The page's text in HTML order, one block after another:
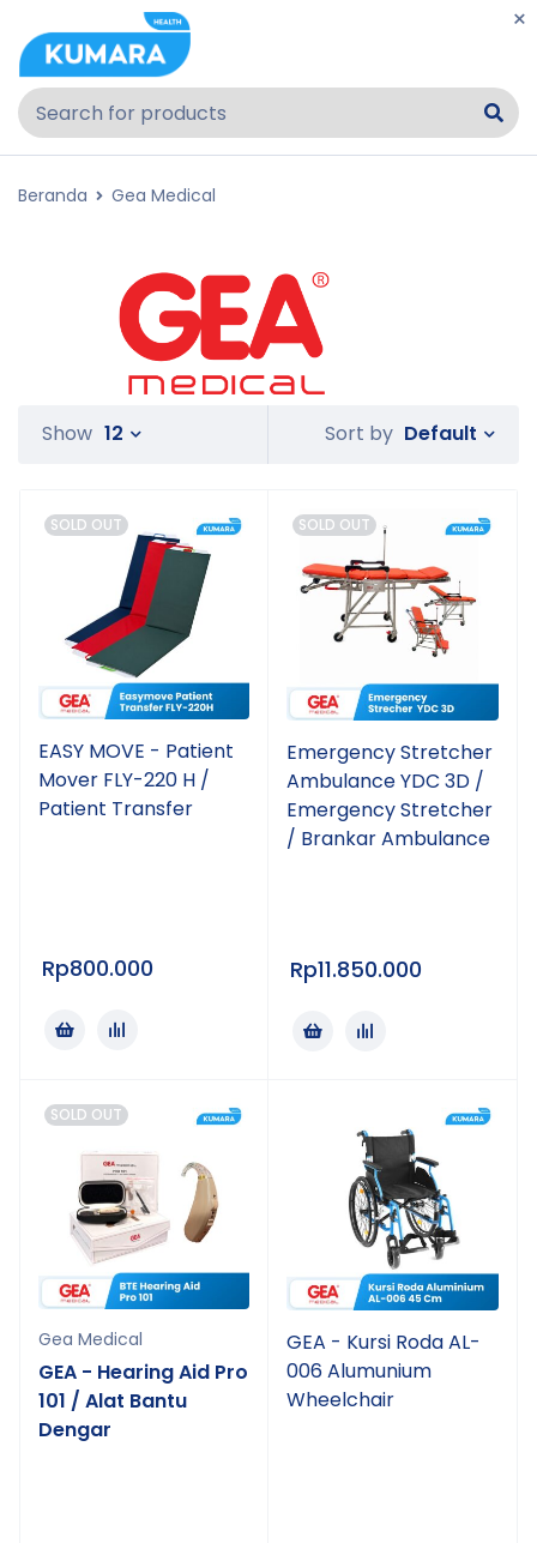
Beranda Gea Medical
Sort by Default
Show 12
SOLD OUT
EASY MOVE - Patient
Mover FLY-220 H /
Patient Transfer
Rp800.000
SOLD OUT
Emergency Stretcher
Ambulance YDC 3D /
Emergency Stretcher
/ Brankar Ambulance
Rp11.850.000
SOLD OUT
Gea Medical
GEA - Hearing Aid Pro
101 / Alat Bantu
Dengar
GEA - Kursi Roda AL-
006 Alumunium
Wheelchair